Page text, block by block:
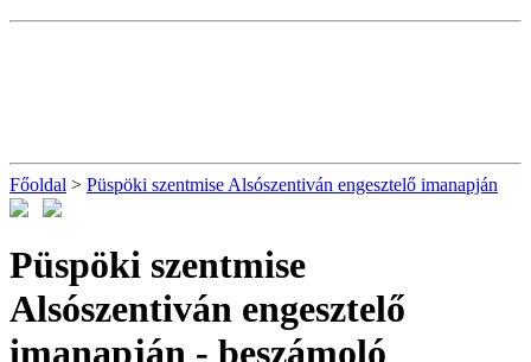
Főoldal > Püspöki szentmise Alsószentiván engesztelő imanapján
Püspöki szentmise
Alsószentiván engesztelő
imanapján - beszámoló